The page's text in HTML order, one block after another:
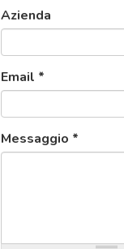
Azienda
Email *
Messaggio *